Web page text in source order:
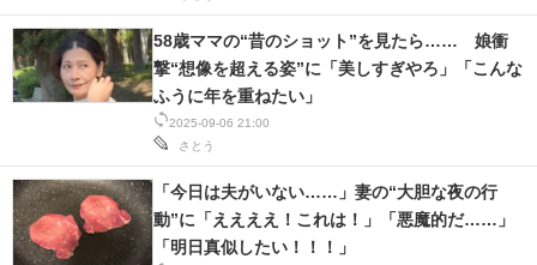
2025-09-06 21:00
さとう
58歳ママの“昔のショット”を見たら…… 娘衝
撃“想像を超える姿”に「美しすぎやろ」「こんな
ふうに年を重ねたい」
「今日は夫がいない……」妻の“大胆な夜の行
動”に「ええええ！これは！」「悪魔的だ……」
「明日真似したい！！！」